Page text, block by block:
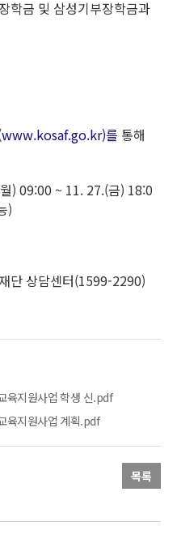
금 및 삼성기부장학금과
www.kosaf.go.kr)를 통해
) 09:00 ~ 11. 27.(금) 18:0
)
단 상담센터(1599-2290)
육지원사업 학생 신.pdf
육지원사업 계획.pdf
목록